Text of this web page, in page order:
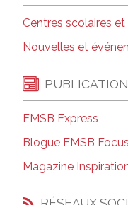
Centres scolaires
Nouvelles et
EMSB Express
Blogue EMSB Focus
Magazine